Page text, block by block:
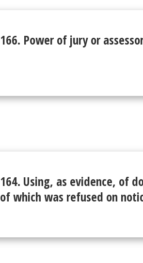
166. Power of jury or
164. Using, as evidence, of
of which was refused on